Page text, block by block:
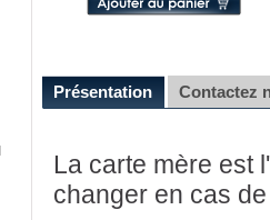
Présentation Contactez
La carte mère est
changer en cas